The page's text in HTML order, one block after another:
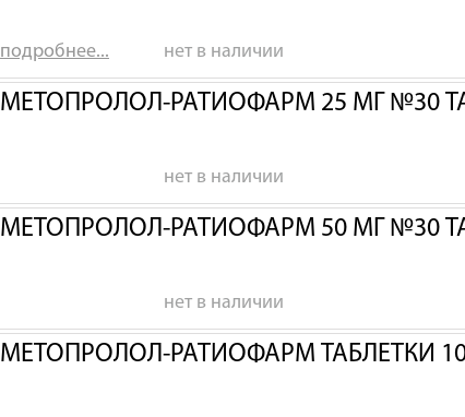
подробнее... нет в наличии
МЕТОПРОЛОЛ-РАТИОФАРМ 25 МГ №30
нет в наличии
МЕТОПРОЛОЛ-РАТИОФАРМ 50 МГ №30
нет в наличии
МЕТОПРОЛОЛ-РАТИОФАРМ ТАБЛЕТКИ